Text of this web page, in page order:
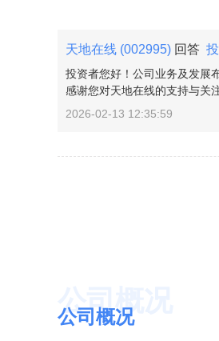
天地在线 (002995) 回答
投资者您好！公司业务及发展
感谢您对天地在线的支持与关
2026-02-13 12:35:59
公司概况